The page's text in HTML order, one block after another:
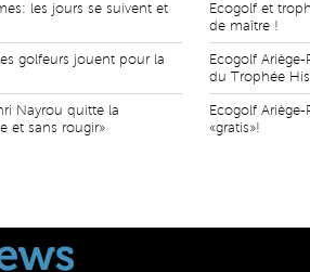
les jours se suivent et
golfeurs jouent pour la
Nayrou quitte la
et sans rougir»
Ecogolf et
de maître !
Ecogolf
du Trophée
Ecogolf
«gratis»!